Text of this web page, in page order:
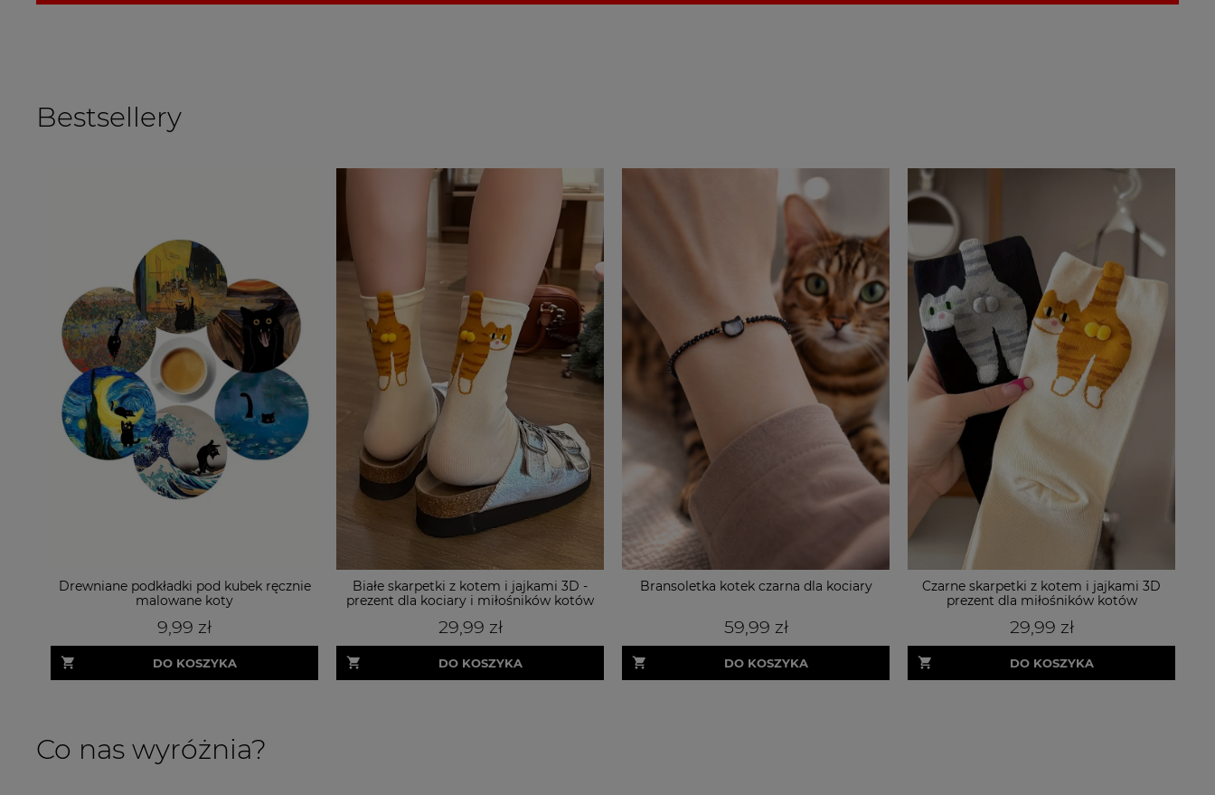
Bestsellery
Drewniane podkładki pod kubek ręcznie
malowane koty
9,99 zł
DO KOSZYKA
Białe skarpetki z kotem i jajkami 3D -
prezent dla kociary i miłośników kotów
29,99 zł
DO KOSZYKA
Bransoletka kotek czarna dla kociary
59,99 zł
DO KOSZYKA
Czarne skarpetki z kotem i jajkami 3D
prezent dla miłośników kotów
29,99 zł
DO KOSZYKA
Co nas wyróżnia?